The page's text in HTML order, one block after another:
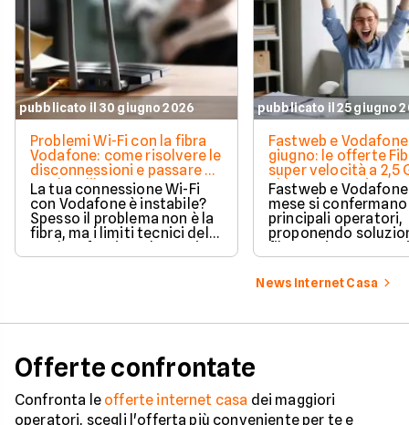
pubblicato il 30 giugno 2026
Problemi Wi-Fi con la fibra
Vodafone: come risolvere le
disconnessioni e passare al
modem libero
La tua connessione Wi-Fi
con Vodafone è instabile?
Spesso il problema non è la
fibra, ma i limiti tecnici del
modem fornito, che puoi
sostituire liberamente con
pubblicato il 25 giugno
Fastweb e
giugno: le offerte
super velocità a 2,5
chiamate gratis
Fastweb e
mese si
principali operatori,
proponendo
fibra ottica
da assenza di vincoli
contrattuali,
incluso e costi di
News Internet Casa
Offerte confrontate
Confronta le offerte internet casa dei maggiori
operatori, scegli l'offerta più conveniente per te e